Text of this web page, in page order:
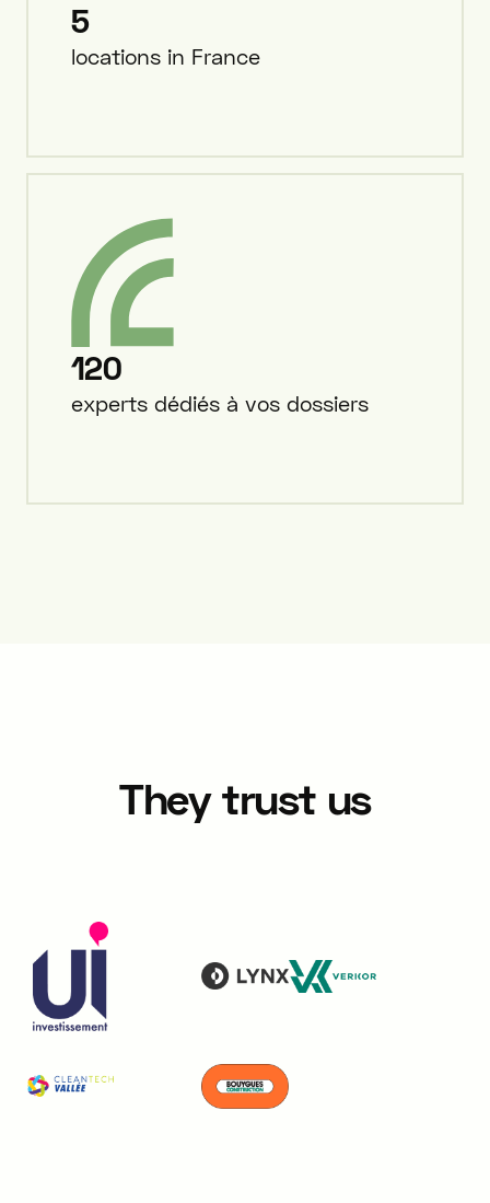
5
locations in France
120
experts dédiés à vos dossiers
They trust us